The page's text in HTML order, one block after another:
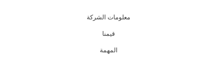
معلومات الشركة
قيمنا
المهمة